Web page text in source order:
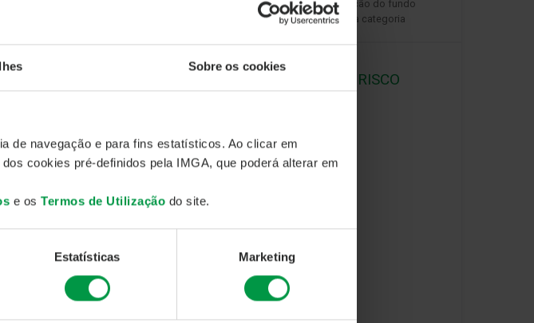
Sobre os cookies
de navegação e para fins estatísticos. Ao clicar em
cookies pré-definidos pela IMGA, que poderá alterar em
e os Termos de Utilização do site.
Estatísticas Marketing
As categorias criadas após a data de constituição do fundo
seguem o histórico de desempenho da primeira categoria
aos
através do
em
e de
e instrumentos
do tesouro,
e outros
MEDIDAS DE RENDIBILIDADE E RISCO